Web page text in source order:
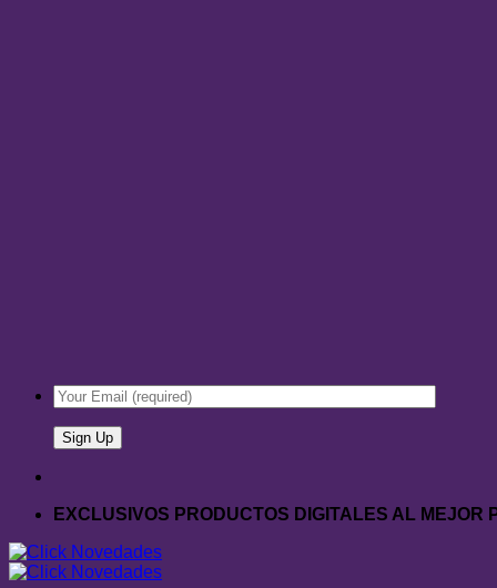
EXCLUSIVOS PRODUCTOS DIGITALES AL MEJOR